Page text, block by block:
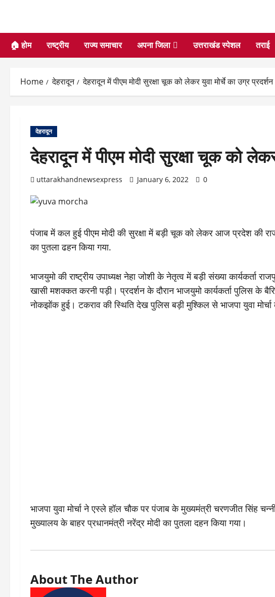
🏠 होम राष्ट्रीय राज्य समाचार अपना जिला उत्तराखंड स्पेशल तराई
Home देहरादून देहरादून में पीएम मोदी सुरक्षा चूक को लेकर युवा मोर्चे का उग्र प्रदर्शन
देहरादून
देहरादून में पीएम मोदी सुरक्षा चूक को
uttarakhandnewsexpress January 6, 2022 0
पंजाब में कल हुई पीएम मोदी की सुरक्षा में बड़ी चूक को लेकर आज प्रदेश की
का पुतला ढहन किया गया.
भाजयुमो की राष्ट्रीय उपाध्यक्ष नेहा जोशी के नेतृत्व में बड़ी संख्या कार्यकर्ता
खासी मशक्कत करनी पड़ी। प्रदर्शन के दौरान भाजयुमो कार्यकर्ता पुलिस के
नोकझोंक हुई। टकराव की स्थिति देख पुलिस बड़ी मुश्किल से भाजपा युवा
भाजपा युवा मोर्चा ने एस्ले हॉल चौक पर पंजाब के मुख्यमंत्री चरणजीत सिंह
मुख्यालय के बाहर प्रधानमंत्री नरेंद्र मोदी का पुतला दहन किया गया।
About The Author